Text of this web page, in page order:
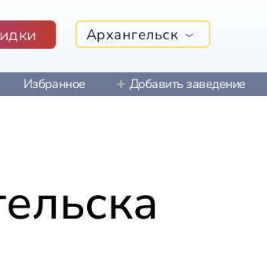
Архангельск
Избранное Добавить заведение